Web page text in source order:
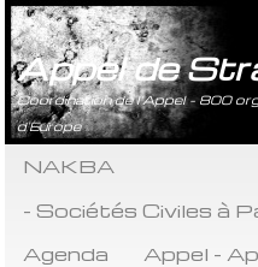
Appel de
Coordination de l’Appel - 800
d’Europe
NAKBA
- Sociétés Civiles à
Agenda
Appel -